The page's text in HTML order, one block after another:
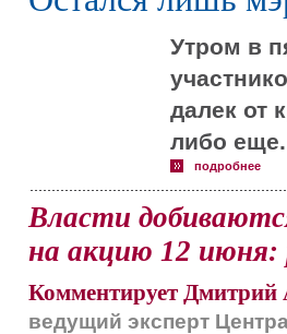
Утром в
далек от
либо еще.
подробнее
Власти
на акцию 12 июня:
Комментирует Дмитрий
ведущий эксперт